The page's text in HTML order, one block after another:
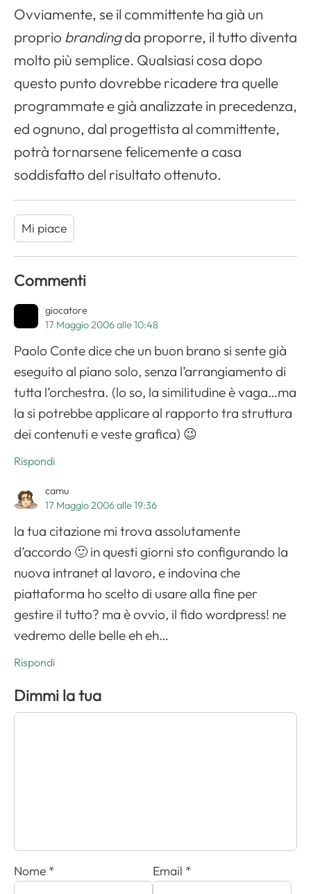
Ovviamente, se il committente ha già un
proprio brandingda proporre, il tutto diventa
molto più semplice. Qualsiasi cosa dopo
questo punto dovrebbe ricadere tra quelle
programmate e già analizzate in precedenza,
ed ognuno, dal progettista al committente,
potrà tornarsene felicemente a casa
soddisfatto del risultato ottenuto.
Mi piace
Commenti
giocatore
17 Maggio 2006 alle 10:48
Paolo Conte dice che un buon brano si sente già
eseguito al piano solo, senza l’arrangiamento di
tutta l’orchestra. (lo so, la similitudine è vaga…ma
la si potrebbe applicare al rapporto tra struttura
dei contenuti e veste grafica) 😉
Rispondi
camu
17 Maggio 2006 alle 19:36
la tua citazione mi trova assolutamente
d’accordo 🙂 in questi giorni sto configurando la
nuova intranet al lavoro, e indovina che
piattaforma ho scelto di usare alla fine per
gestire il tutto? ma è ovvio, il fido wordpress! ne
vedremo delle belle eh eh…
Rispondi
Dimmi la tua
Nome * Email *